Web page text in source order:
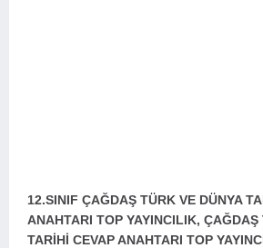
12.SINIF ÇAĞDAŞ TÜRK VE DÜNYA
ANAHTARI TOP YAYINCILIK, ÇAĞDAŞ
TARİHİ CEVAP ANAHTARI TOP